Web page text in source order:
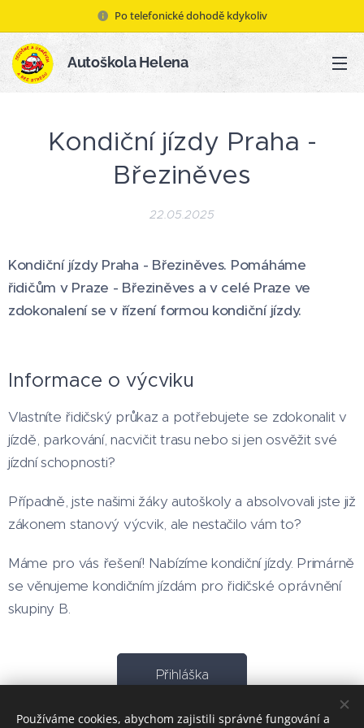
Po telefonické dohodě kdykoliv
Autoškola Helena
Kondiční jízdy Praha -
Březiněves
22.05.2025
Kondiční jízdy Praha - Březiněves. Pomáháme
řidičům v Praze - Březiněves a v celé Praze ve
zdokonalení se v řízení formou kondiční jízdy.
Informace o výcviku
Vlastníte řidičský průkaz a potřebujete se zdokonalit v
jízdě, parkování, nacvičit trasu nebo si jen osvěžit své
jízdní schopnosti?
Případně, jste našimi žáky autoškoly a absolvovali jste již
zákonem stanový výcvik, ale nestačilo vám to?
Máme pro vás řešení! Nabízíme kondiční jízdy. Primárně
se věnujeme kondičním jízdám pro řidičské oprávnění
skupiny B.
Přihláška
Používáme cookies, abychom zajistili správné fungování a